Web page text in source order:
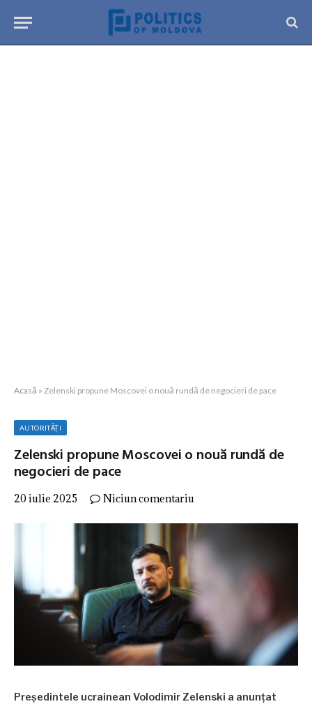
Acasă » Zelenski propune Moscovei o nouă rundă de negocieri de pace
AUTORITĂȚI
Zelenski propune Moscovei o nouă rundă de
negocieri de pace
20 iulie 2025 Niciun comentariu
Președintele ucrainean Volodimir Zelenski a anunțat